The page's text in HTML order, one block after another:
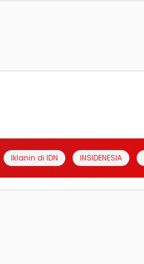
Iklanin di IDN INSIDENESIA